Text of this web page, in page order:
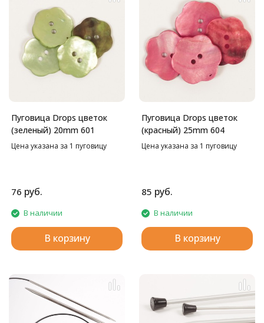
Пуговица Drops цветок
(зеленый) 20mm 601
Цена указана за 1 пуговицу
76 руб.
В наличии
В корзину
Пуговица Drops цветок
(красный) 25mm 604
Цена указана за 1 пуговицу
85 руб.
В наличии
В корзину